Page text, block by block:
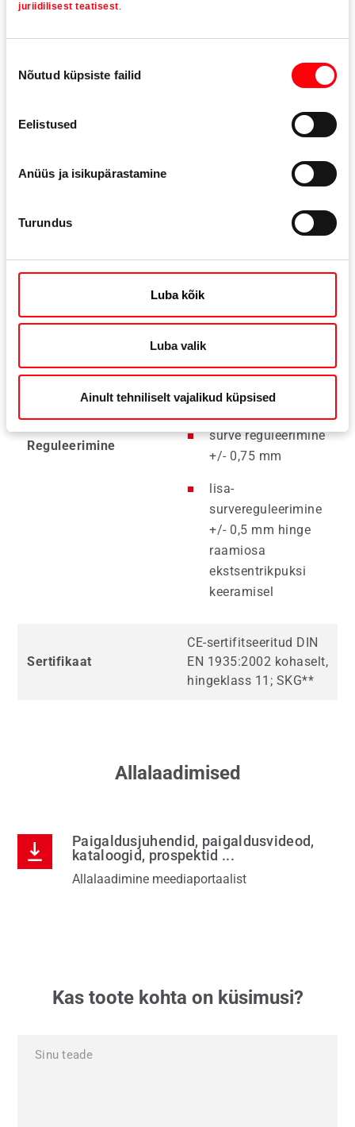
juriidilisest teatisest
valik
Nõutud küpsiste failid
Eelistused
Anüüs ja isikupärastamine
Turundus
Luba kõik
Luba valik
Ainult tehniliselt vajalikud küpsised
Tehnilised andmed
Raamikaal
Ülekatte
Reguleerimine
+10/-5 mm
mm
surve reguleerimine
+/- 0,75 mm
lisa-
survereguleerimine
+/- 0,5 mm hinge
raamiosa
ekstsentrikpuksi
keeramisel
Sertifikaat
CE-sertifitseeritud DIN
EN 1935:2002 kohaselt,
hingeklass 11; SKG**
Allalaadimised
Paigaldusjuhendid, paigaldusvideod,
kataloogid, prospektid ...
Allalaadimine meediaportaalist
Kas toote kohta on küsimusi?